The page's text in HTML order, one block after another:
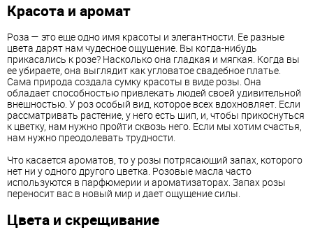
Красота и аромат
Роза — это еще одно имя красоты и элегантности. Ее разные
цвета дарят нам чудесное ощущение. Вы когда-нибудь
прикасались к розе? Насколько она гладкая и мягкая. Когда вы
ее убираете, она выглядит как угловатое свадебное платье.
Сама природа создала сумку красоты в виде розы. Она
обладает способностью привлекать людей своей удивительной
внешностью. У роз особый вид, которое всех вдохновляет. Если
рассматривать растение, у него есть шип, и, чтобы прикоснуться
к цветку, нам нужно пройти сквозь него. Если мы хотим счастья,
нам нужно преодолевать трудности.
Что касается ароматов, то у розы потрясающий запах, которого
нет ни у одного другого цветка. Розовые масла часто
используются в парфюмерии и ароматизаторах. Запах розы
переносит вас в новый мир и дает ощущение силы.
Цвета и скрещивание